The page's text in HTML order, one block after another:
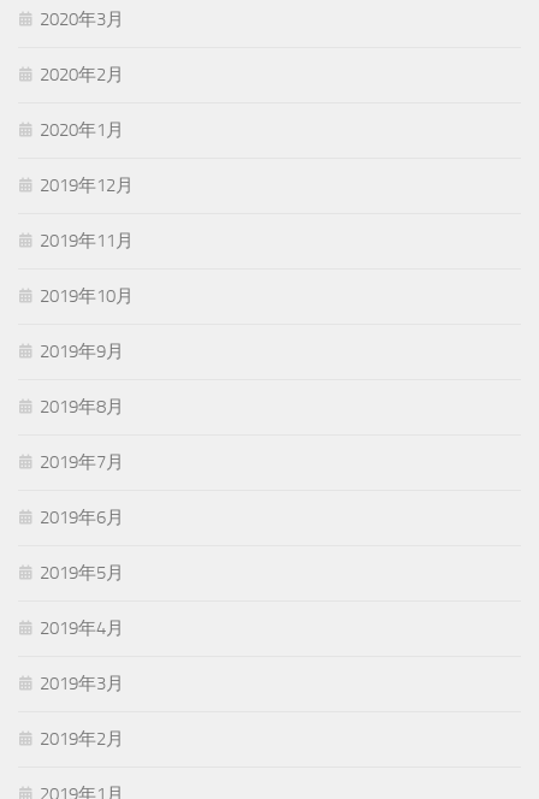
2020年3月
2020年2月
2020年1月
2019年12月
2019年11月
2019年10月
2019年9月
2019年8月
2019年7月
2019年6月
2019年5月
2019年4月
2019年3月
2019年2月
2019年1月